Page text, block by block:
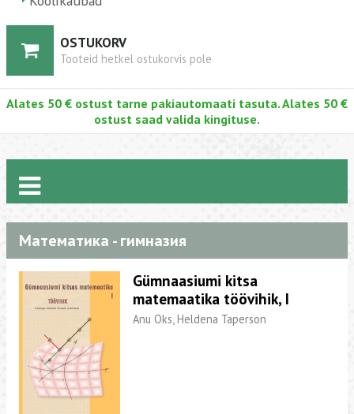
OSTUKORV
Tooteid hetkel ostukorvis pole
Alates 50 € ostust tarne pakiautomaati tasuta. Alates 50 €
ostust saad valida kingituse.
Математика - гимназия
Gümnaasiumi kitsa
matemaatika töövihik, I
Anu Oks, Heldena Taperson